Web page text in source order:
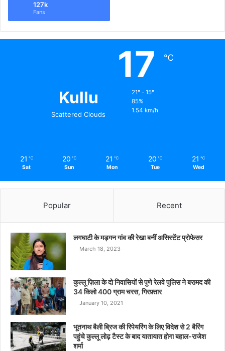
127k
Fans
Kullu
Scattered Clouds
17 ℃
21º - 15º
85%
1.54 km/h
21 ℃
Sat
20 ℃
Sun
21 ℃
Mon
20 ℃
Tue
21 ℃
Wed
Popular Recent
लगघाटी के मड़गन गांव की रेखा बनीं असिस्टेंट प्रोफेसर
March 18, 2023
कुल्लू ज़िला के दो निवासियों से पुणे रेलवे पुलिस ने बरामद की
34 किलो 400 ग्राम चरस, गिरफ़्तार
January 10, 2021
भूतनाथ बैली ब्रिज की रिपेयरिंग के लिए विदेश से 2 बैरिंग
पहुंचे कुल्लू लोढ़ टैस्ट के बाद यातायात होगा बहाल-राजेश
शर्मा